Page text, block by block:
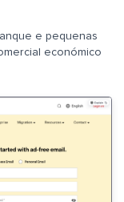
e pequenas
económico